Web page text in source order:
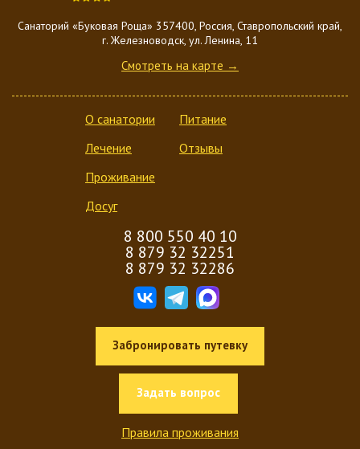
Санаторий «Буковая Роща» 357400, Россия, Ставропольский край,
г. Железноводск, ул. Ленина, 11
Смотреть на карте →
О санатории
Лечение
Проживание
Досуг
Питание
Отзывы
8 800 550 40 10
8 879 32 32251
8 879 32 32286
Забронировать путевку
Задать вопрос
Правила проживания